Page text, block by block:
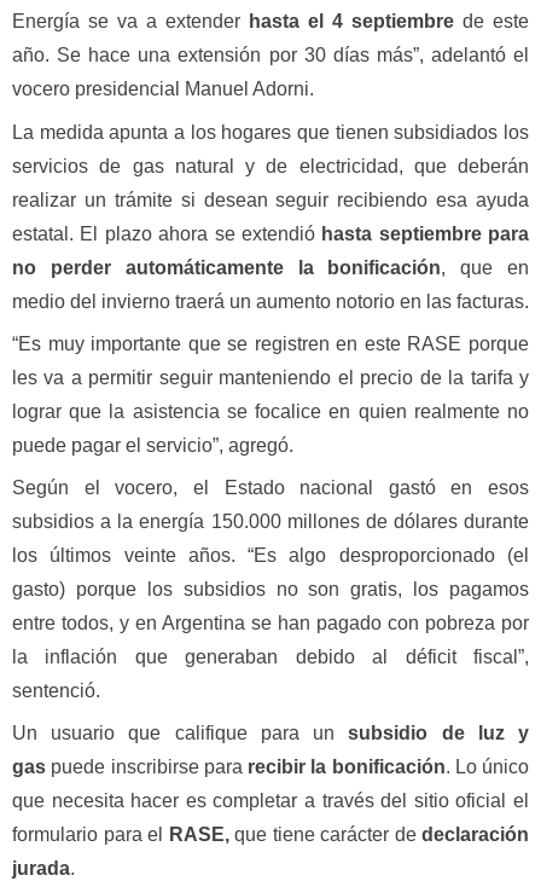
Energía se va a extender hasta el 4 septiembre de este
año. Se hace una extensión por 30 días más”, adelantó el
vocero presidencial Manuel Adorni.
La medida apunta a los hogares que tienen subsidiados los
servicios de gas natural y de electricidad, que deberán
realizar un trámite si desean seguir recibiendo esa ayuda
estatal. El plazo ahora se extendió hasta septiembre para
no perder automáticamente la bonificación, que en
medio del invierno traerá un aumento notorio en las facturas.
“Es muy importante que se registren en este RASE porque
les va a permitir seguir manteniendo el precio de la tarifa y
lograr que la asistencia se focalice en quien realmente no
puede pagar el servicio”, agregó.
Según el vocero, el Estado nacional gastó en esos
subsidios a la energía 150.000 millones de dólares durante
los últimos veinte años. “Es algo desproporcionado (el
gasto) porque los subsidios no son gratis, los pagamos
entre todos, y en Argentina se han pagado con pobreza por
la inflación que generaban debido al déficit fiscal”,
sentenció.
Un usuario que califique para unsubsidio de luz y
gas puede inscribirse para recibir la bonificación. Lo único
que necesita hacer es completar a través del sitio oficial el
formulario para el
RASE, que tiene carácter dedeclaración
jurada.